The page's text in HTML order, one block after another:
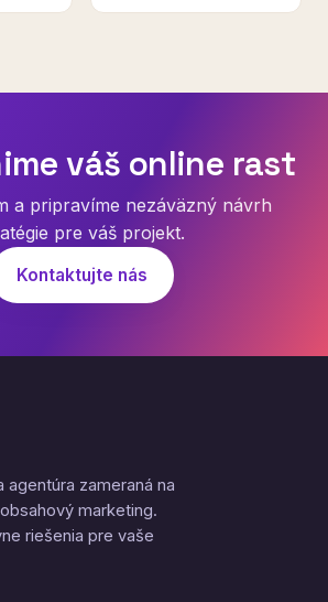
váš online rast
a pripravíme nezáväzný návrh
pre váš projekt.
Kontaktujte nás
agentúra zameraná na
marketing.
riešenia pre vaše